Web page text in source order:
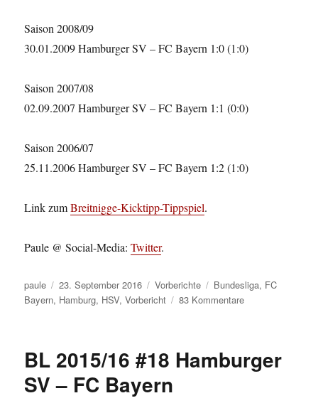
Saison 2008/09
30.01.2009 Hamburger SV – FC Bayern 1:0 (1:0)
Saison 2007/08
02.09.2007 Hamburger SV – FC Bayern 1:1 (0:0)
Saison 2006/07
25.11.2006 Hamburger SV – FC Bayern 1:2 (1:0)
Link zumBreitnigge-Kicktipp-Tippspiel.
Paule @ Social-Media:Twitter.
Autor
paule
Veröffentlicht
am
23. September 2016 Kategorien
Vorberichte Schlagwörter
Bundesliga, FC
Bayern, Hamburg, HSV,Vorbericht 83 Kommentarezu
Hamburger
SV
BL 2015/16 #18 Hamburger
SV – FC Bayern